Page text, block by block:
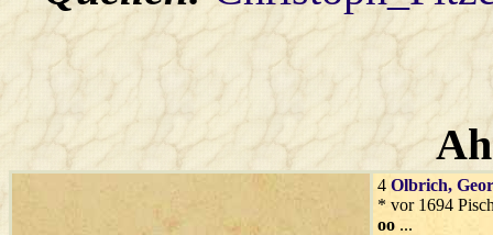
4 Olbrich,
* vor 1694
oo ...